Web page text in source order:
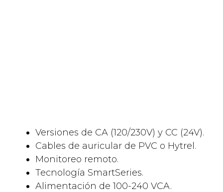
Versiones de CA (120/230V) y CC (24V).
Cables de auricular de PVC o Hytrel.
Monitoreo remoto.
Tecnología SmartSeries.
Alimentación de 100-240 VCA.